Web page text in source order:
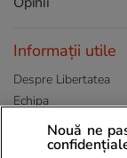
Informații utile
Despre Libertatea
Echipa
Publicitate
Politica de
Nouă ne